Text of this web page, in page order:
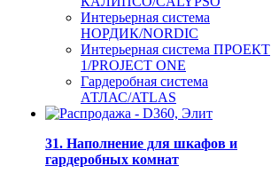
Интерьерная система
НОРДИК/NORDIC
Интерьерная система ПРОЕКТ
1/PROJECT ONE
Гардеробная система
АТЛАС/ATLAS
31. Наполнение для шкафов и
гардеробных комнат